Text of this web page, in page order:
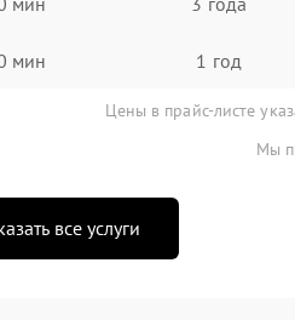
мин 1 год
Цены в прайс-листе
Мы
все услуги